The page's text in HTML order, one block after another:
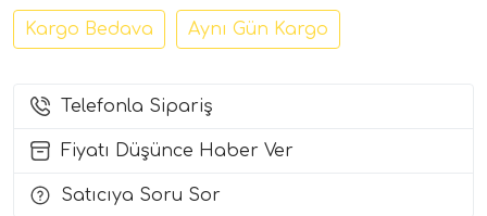
Setleri)
Performans)
Kargo Bedava Aynı Gün Kargo
Telefonla Sipariş
Fiyatı Düşünce Haber Ver
Satıcıya Soru Sor